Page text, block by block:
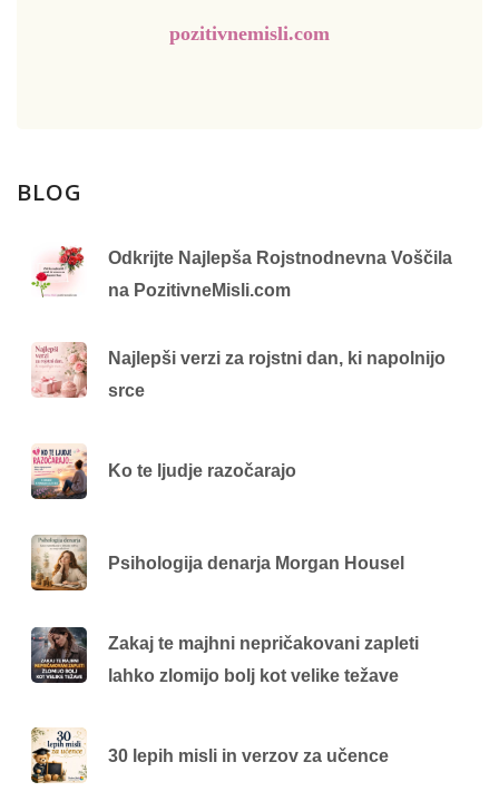
pozitivnemisli.com
BLOG
Odkrijte Najlepša Rojstnodnevna Voščila
na PozitivneMisli.com
Najlepši verzi za rojstni dan, ki napolnijo
srce
Ko te ljudje razočarajo
Psihologija denarja Morgan Housel
Zakaj te majhni nepričakovani zapleti
lahko zlomijo bolj kot velike težave
30 lepih misli in verzov za učence